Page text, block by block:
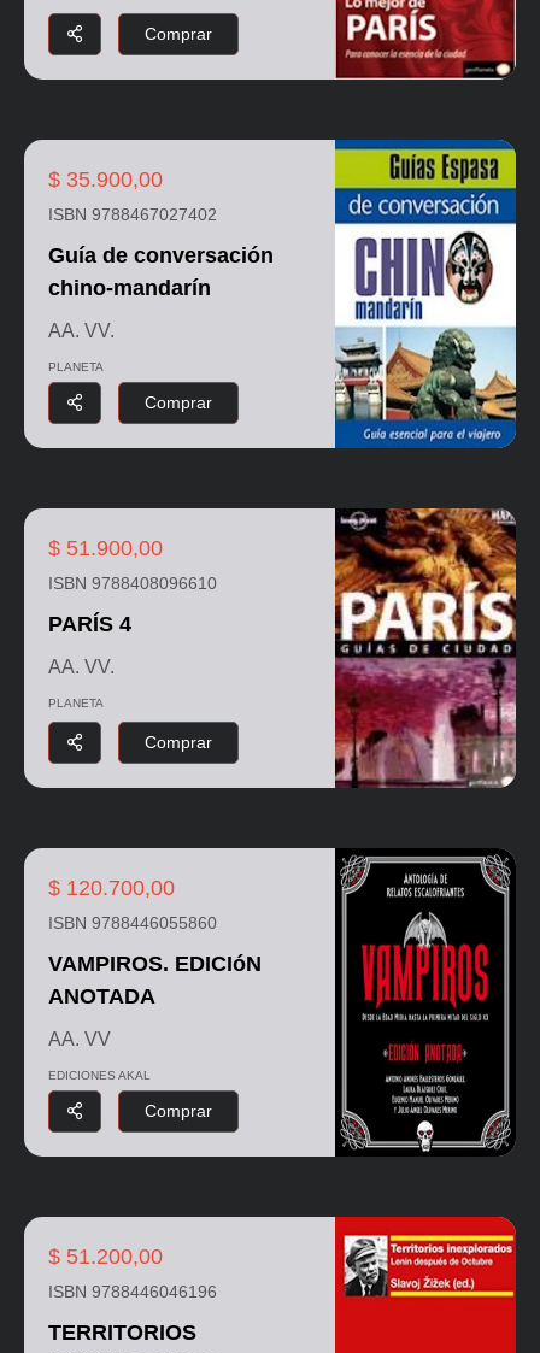
Comprar
$ 35.900,00
ISBN 9788467027402
Guía de conversación
chino-mandarín
AA. VV.
PLANETA
Comprar
$ 51.900,00
ISBN 9788408096610
PARÍS 4
AA. VV.
PLANETA
Comprar
$ 120.700,00
ISBN 9788446055860
VAMPIROS. EDICIóN
ANOTADA
AA. VV
EDICIONES AKAL
Comprar
$ 51.200,00
ISBN 9788446046196
TERRITORIOS